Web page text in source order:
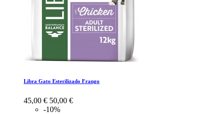
Libra Gato Esterilizado Frango
45,00 € 50,00 €
-10%